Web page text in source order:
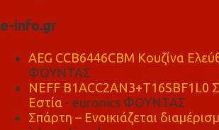
e-info.gr
AEG CCB6446CBM Κουζίνα
ΦΟΥΝΤΑΣ
NEFF B1ACC2AN3+T16SBF1L0
Εστία - euronics ΦΟΥΝΤΑΣ
Σπάρτη – Ενοικιάζεται